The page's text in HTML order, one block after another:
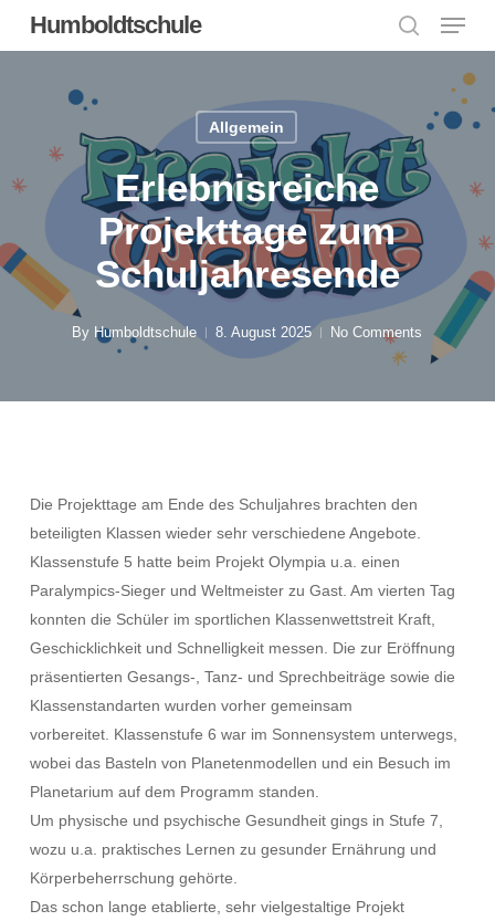
Humboldtschule
search
Menu
Allgemein
Erlebnisreiche
Projekttage zum
Schuljahresende
By Humboldtschule 8. August 2025 No Comments
Die Projekttage am Ende des Schuljahres brachten den
beteiligten Klassen wieder sehr verschiedene Angebote.
Klassenstufe 5 hatte beim Projekt Olympia u.a. einen
Paralympics-Sieger und Weltmeister zu Gast. Am vierten Tag
konnten die Schüler im sportlichen Klassenwettstreit Kraft,
Geschicklichkeit und Schnelligkeit messen. Die zur Eröffnung
präsentierten Gesangs-, Tanz- und Sprechbeiträge sowie die
Klassenstandarten wurden vorher gemeinsam
vorbereitet. Klassenstufe 6 war im Sonnensystem unterwegs,
wobei das Basteln von Planetenmodellen und ein Besuch im
Planetarium auf dem Programm standen.
Um physische und psychische Gesundheit gings in Stufe 7,
wozu u.a. praktisches Lernen zu gesunder Ernährung und
Körperbeherrschung gehörte.
Das schon lange etablierte, sehr vielgestaltige Projekt
Menu